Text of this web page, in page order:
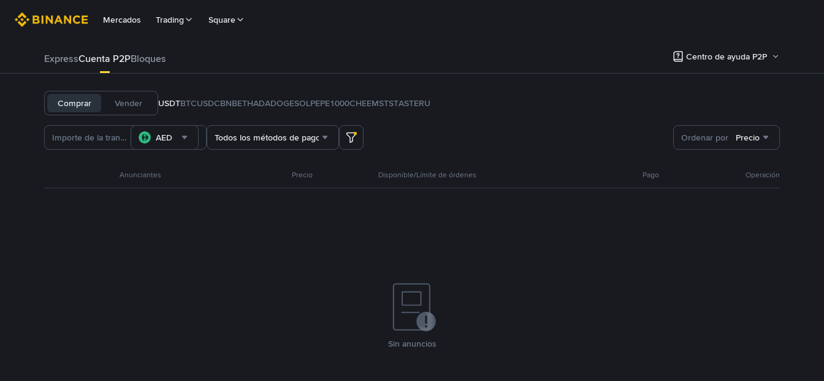
Mercados Trading Square
ExpressCuenta P2PBloques Centro de ayuda P2P
Comprar Vender USDTBTCUSDCBNBETHADADOGESOLPEPE1000CHEEMSTSTASTERU
AED Todos los métodos de pago Ordenar por Precio
Anunciantes Precio Disponible/Límite de órdenes Pago Operación
Sin anuncios